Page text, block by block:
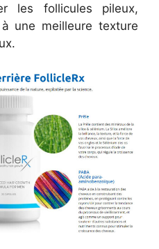
les follicules pileux,
une meilleure texture